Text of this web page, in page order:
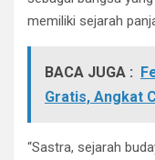
memiliki sejarah
BACA JUGA :
Gratis, Angkat
“Sastra, sejarah